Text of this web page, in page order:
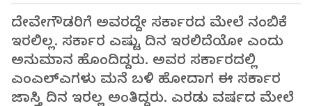
ದೇವೇಗೌಡರಿಗೆ ಅವರದ್ದೇ ಸರ್ಕಾರದ ಮೇಲೆ ನಂಬಿಕೆ
ಇರಲಿಲ್ಲ. ಸರ್ಕಾರ ಎಷ್ಟು ದಿನ ಇರಲಿದೆಯೋ ಎಂದು
ಅನುಮಾನ ಹೊಂದಿದ್ದರು. ಅವರ ಸರ್ಕಾರದಲ್ಲಿ
ಎಂಎಲ್‌ಎಗಳು ಮನೆ ಬಳಿ ಹೋದಾಗ ಈ ಸರ್ಕಾರ
ಜಾಸ್ತಿ ದಿನ ಇರಲ್ಲ ಅಂತಿದ್ದರು. ಎರಡು ವರ್ಷದ ಮೇಲೆ